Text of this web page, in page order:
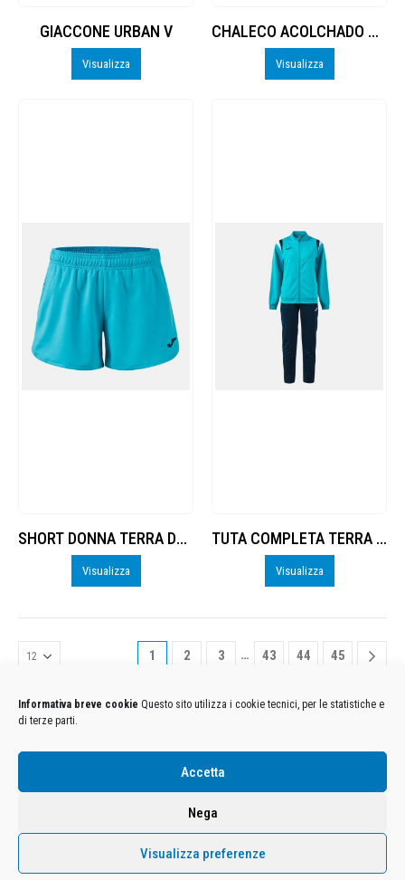
Informativa breve cookie Questo sito utilizza i cookie tecnici, per le statistiche e
di terze parti.
Accetta
Nega
Visualizza preferenze
GIACCONE URBAN V
Visualizza
CHALECO ACOLCHADO URBAN V
Visualizza
SHORT DONNA TERRA DANUBIO
Visualizza
TUTA COMPLETA TERRA DANUBIO DONNA
Visualizza
1 2 3 … 43 44 45
Condizioni Generali di Utilizzo-Cookies-Privacy
Euro 12.500.000 i.v. - C.F. e Iscr. Reg. Imp. Monza e Brianza 02137480964 - R.E.A. MB-1370021 -
P.IVA. 11005760159 - Direzione e coordinamento art. 2497 C.C. DECATHLON SA, Villeneuve